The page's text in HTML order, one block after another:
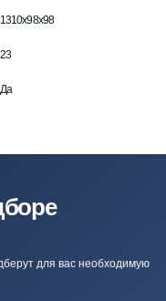
1310x98x98
23
Да
для вас необходимую